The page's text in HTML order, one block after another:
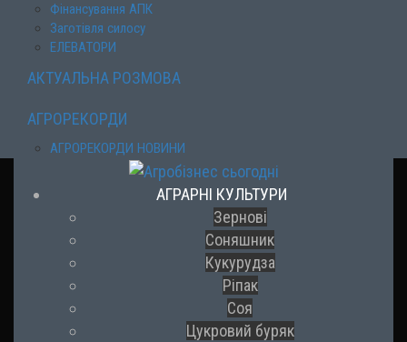
Фінансування АПК
Заготівля силосу
ЕЛЕВАТОРИ
АКТУАЛЬНА РОЗМОВА
АГРОРЕКОРДИ
АГРОРЕКОРДИ НОВИНИ
АГРАРНІ КУЛЬТУРИ
Зернові
Соняшник
Кукурудза
Ріпак
Соя
Цукровий буряк